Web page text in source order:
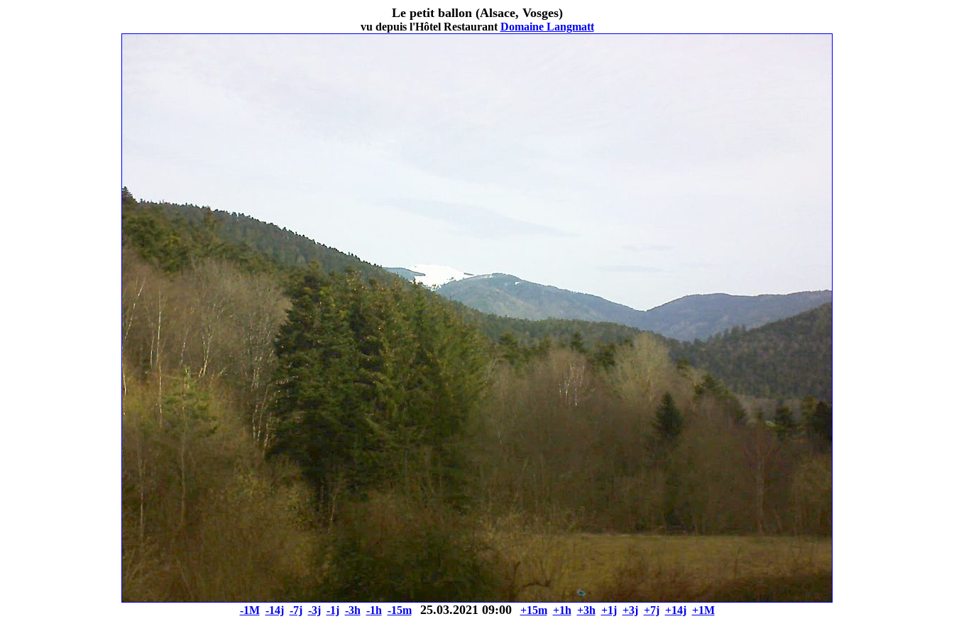
Le petit ballon (Alsace, Vosges)
vu depuis l'Hôtel Restaurant Domaine Langmatt
-1M -14j -7j -3j -1j -3h -1h -15m 25.03.2021 09:00 +15m +1h +3h +1j +3j +7j +14j +1M